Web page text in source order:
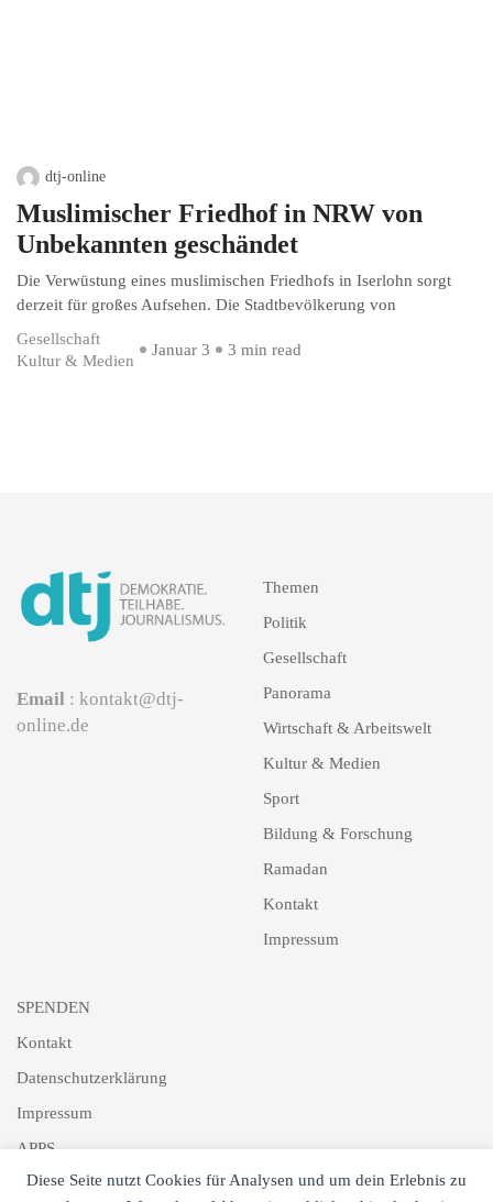
Diese Seite nutzt Cookies für Analysen und um dein Erlebnis zu
dtj-online
Muslimischer Friedhof in NRW von
Unbekannten geschändet
Die Verwüstung eines muslimischen Friedhofs in Iserlohn sorgt
derzeit für großes Aufsehen. Die Stadtbevölkerung von
Gesellschaft
Kultur & Medien
Januar 3 3 min read
Email : kontakt@dtj-
online.de
Themen
Politik
Gesellschaft
Panorama
Wirtschaft & Arbeitswelt
Kultur & Medien
Sport
Bildung & Forschung
Ramadan
Kontakt
Impressum
SPENDEN
Kontakt
Datenschutzerklärung
Impressum
APPS
Schlagworte